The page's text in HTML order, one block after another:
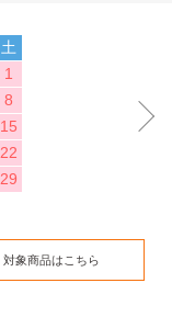
土
1
8
15
22
29
対象商品はこちら